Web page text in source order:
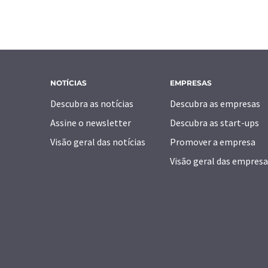
NOTÍCIAS
Descubra as notícias
Assine o newsletter
Visão geral das notícias
EMPRESAS
Descubra as empresas
Descubra as start-ups
Promover a empresa
Visão geral das